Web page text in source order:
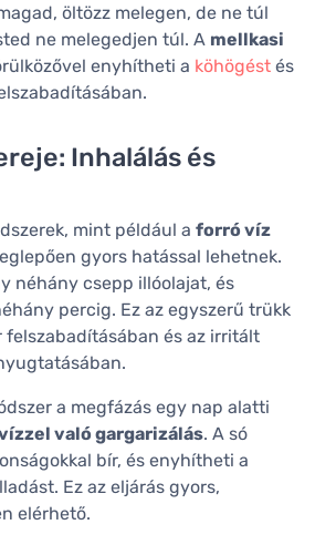
öltözz melegen, de ne túl
ne melegedjen túl. A mellkasi
enyhítheti a köhögést és
Inhalálás és
mint például a forró víz
gyors hatással lehetnek.
néhány csepp illóolajat, és
percig. Ez az egyszerű trükk
és az irritált
a megfázás egy nap alatti
való gargarizálás. A só
bír, és enyhítheti a
Ez az eljárás gyors,
elérhető.